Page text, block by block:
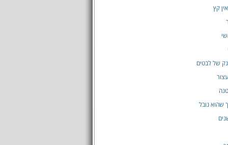
קץ
של לבטים
שהוא נובל